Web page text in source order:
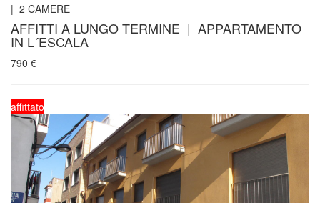
| 2 CAMERE
AFFITTI A LUNGO TERMINE | APPARTAMENTO
IN L´ESCALA
790 €
affittato